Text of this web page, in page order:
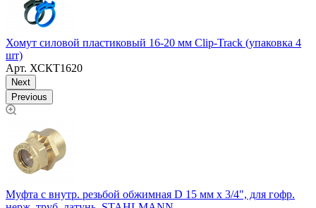
Хомут силовой пластиковый 16-20 мм Clip-Track (упаковка 4
шт)
Арт. ХСКТ1620
Next
Previous
Муфта с внутр. резьбой обжимная D 15 мм х 3/4", для гофр.